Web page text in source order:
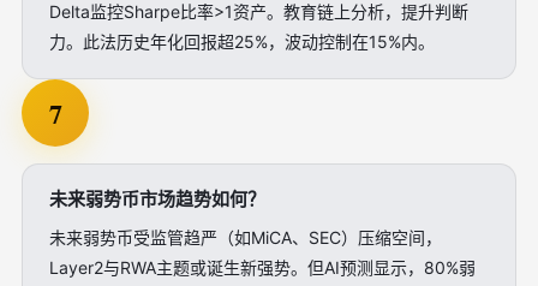
Delta监控Sharpe比率>1资产。教育链上分析，提升判断
力。此法历史年化回报超25%，波动控制在15%内。
7
未来弱势币市场趋势如何？
未来弱势币受监管趋严（如MiCA、SEC）压缩空间，
Layer2与RWA主题或诞生新强势。但AI预测显示，80%弱